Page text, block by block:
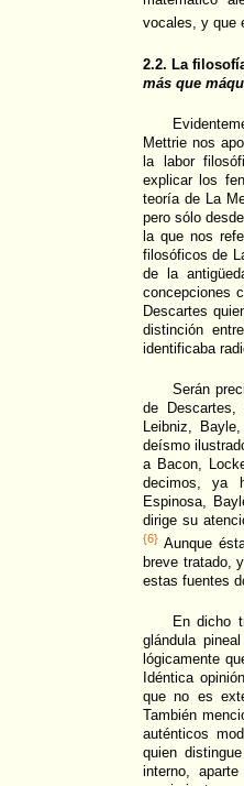
vocales, y que
2.2. La
más que
Mettrie nos
la labor
explicar los
teoría de La
pero sólo
la que nos
filosóficos de
de la
concepciones
Descartes
distinción entre
identificaba
Serán
de Descartes,
Leibniz,
deísmo
a Bacon,
decimos, ya
Espinosa,
dirige su
{6} Aunque
breve tratado,
estas fuentes
En dicho
glándula
lógicamente
Idéntica
que no es
También
auténticos
quien
interno,